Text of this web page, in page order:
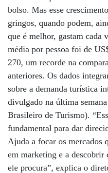
bolso. Mas esse
gringos, quando podem,
que é melhor, gastam cada
média por pessoa foi de
270, um recorde na
anteriores. Os dados
sobre a demanda turística
divulgado na última
Brasileiro de Turismo).
fundamental para dar
Ajuda a focar os mercados
em marketing e a descobrir
ele procura”, explica o